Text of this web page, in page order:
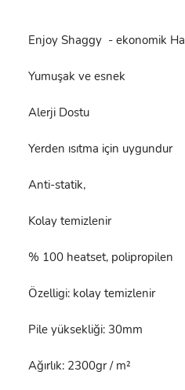
Enjoy Shaggy - ekonomik
Yumuşak ve esnek
Alerji Dostu
Yerden ısıtma için uygundur
Anti-statik,
Kolay temizlenir
% 100 heatset, polipropilen
Özelligi: kolay temizlenir
Pile yüksekliği: 30mm
Ağırlık: 2300gr / m²